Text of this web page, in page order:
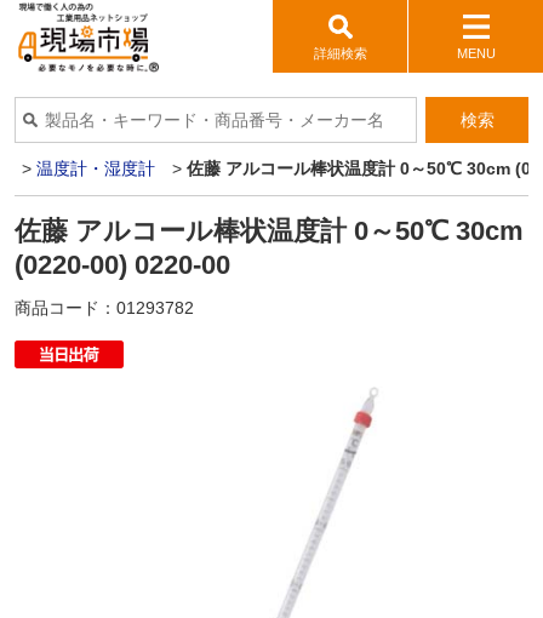
詳細検索 MENU
検索
> 温度計・湿度計 > 佐藤 アルコール棒状温度計 0～50℃ 30cm
佐藤 アルコール棒状温度計 0～50℃ 30cm
(0220-00) 0220-00
商品コード： 01293782